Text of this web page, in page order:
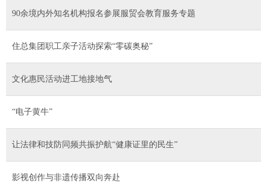
90余境内外知名机构报名参展服贸会教育服务专题
住总集团职工亲子活动探索“零碳奥秘”
文化惠民活动进工地接地气
“电子黄牛”
让法律和技防同频共振护航“健康证里的民生”
影视创作与非遗传播双向奔赴